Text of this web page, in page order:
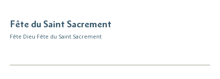
Fête du Saint Sacrement
Fête Dieu Fête du Saint Sacrement